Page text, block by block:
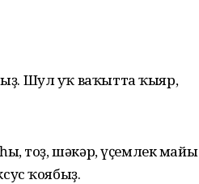
Шул уҡ ваҡытта ҡыяр,
тоҙ, шәкәр, үҫемлек майы
ҡоябыҙ.